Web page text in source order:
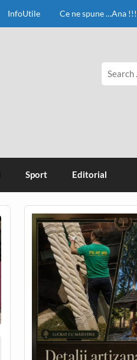
InfoUtile Ce ne spune …Ana !!!
Sport Editorial